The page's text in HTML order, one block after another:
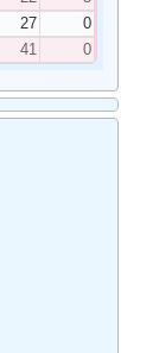
27
0
41 0